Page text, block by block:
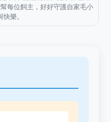
每位飼主，好好守護自家毛小
樂。